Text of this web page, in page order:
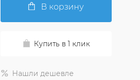
В корзину
Купить в 1 клик
Нашли дешевле